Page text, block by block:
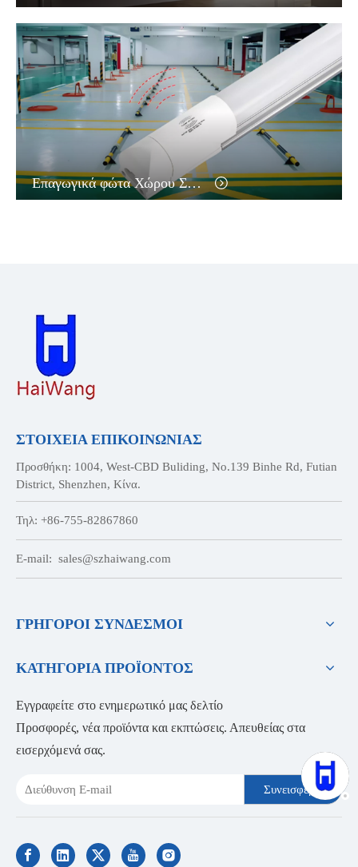
Επαγωγικά φώτα Χώρου Στάθμευσης
ΣΤΟΙΧΕΙΑ ΕΠΙΚΟΙΝΩΝΙΑΣ
Προσθήκη: 1004, West-CBD Buliding, No.139 Binhe Rd, Futian
District, Shenzhen, Κίνα.
Τηλ: +86-755-82867860
E-mail: sales@szhaiwang.com
ΓΡΗΓΟΡΟΙ ΣΥΝΔΕΣΜΟΙ
ΚΑΤΗΓΟΡΙΑ ΠΡΟΪΟΝΤΟΣ
Εγγραφείτε στο ενημερωτικό μας δελτίο
Προσφορές, νέα προϊόντα και εκπτώσεις. Απευθείας στα
εισερχόμενά σας.
Συνεισφέρω